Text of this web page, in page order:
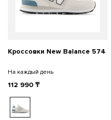
Кроссовки New Balance 574
На каждый день
112 990 ₸